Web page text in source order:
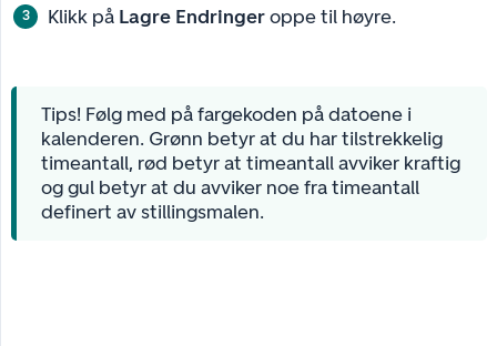
Klikk på Lagre Endringeroppe til høyre.
Tips! Følg med på fargekoden på datoene i
kalenderen. Grønn betyr at du har tilstrekkelig
timeantall, rød betyr at timeantall avviker kraftig
og gul betyr at du avviker noe fra timeantall
definert av stillingsmalen.